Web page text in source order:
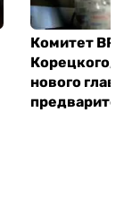
Комитет ВР
Корецкого,
нового